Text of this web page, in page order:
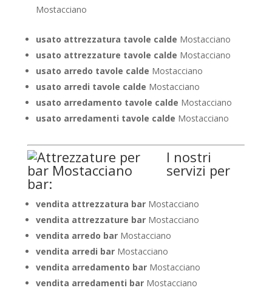
Mostacciano
usato attrezzatura tavole calde Mostacciano
usato attrezzature tavole calde Mostacciano
usato arredo tavole calde Mostacciano
usato arredi tavole calde Mostacciano
usato arredamento tavole calde Mostacciano
usato arredamenti tavole calde Mostacciano
I nostri
servizi per
bar:
vendita attrezzatura barMostacciano
vendita attrezzature barMostacciano
vendita arredo barMostacciano
vendita arredi barMostacciano
vendita arredamento barMostacciano
vendita arredamenti barMostacciano